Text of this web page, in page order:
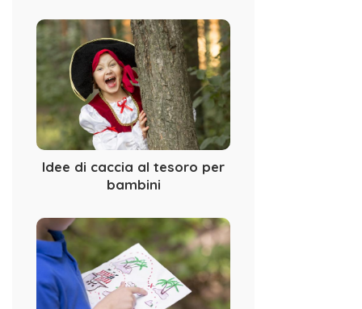
Idee di caccia al tesoro per
bambini